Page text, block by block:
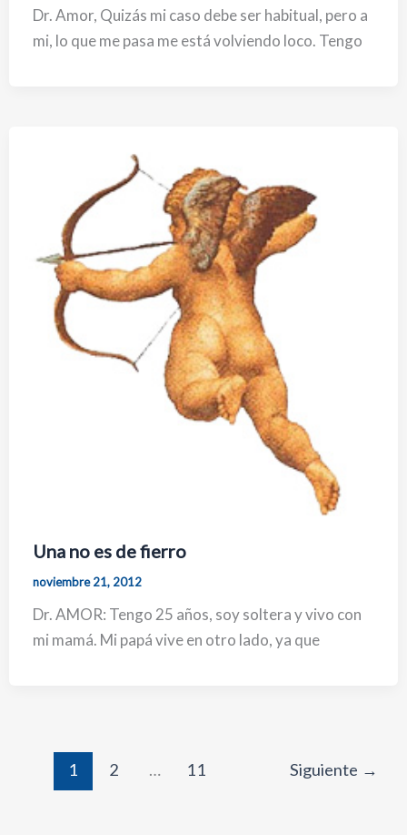
Dr. Amor, Quizás mi caso debe ser habitual, pero a
mi, lo que me pasa me está volviendo loco. Tengo
Una no es de fierro
noviembre 21, 2012
Dr. AMOR: Tengo 25 años, soy soltera y vivo con
mi mamá. Mi papá vive en otro lado, ya que
1 2 … 11 Siguiente →